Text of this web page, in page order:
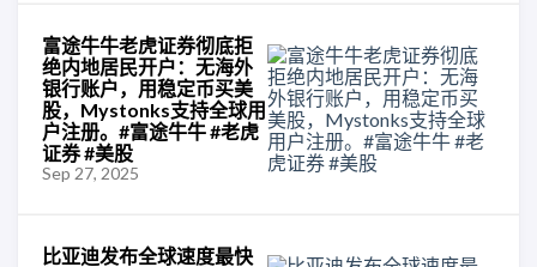
富途牛牛老虎证券彻底拒
绝内地居民开户：无海外
银行账户，用稳定币买美
股，Mystonks支持全球用
户注册。#富途牛牛 #老虎
证券 #美股
Sep 27, 2025
比亚迪发布全球速度最快